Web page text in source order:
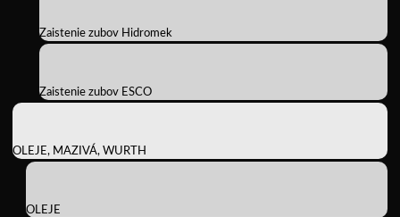
Zaistenie zubov Hidromek
Zaistenie zubov ESCO
OLEJE, MAZIVÁ, WURTH
OLEJE